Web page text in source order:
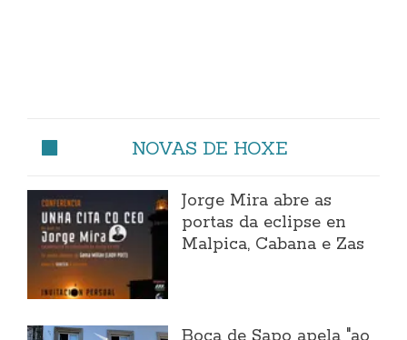
NOVAS DE HOXE
Jorge Mira abre as
portas da eclipse en
Malpica, Cabana e Zas